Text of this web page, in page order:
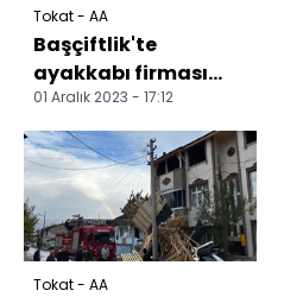
Tokat - AA
Başçiftlik'te
ayakkabı firması
işbaşı eğitim
programı
kapsamında 5 kişiye
e...
01 Aralık 2023 - 17:12
Tokat - AA